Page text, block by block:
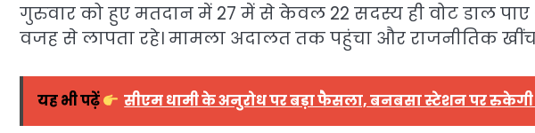
गुरुवार को हुए मतदान में 27 में से केवल 22 सदस्य ही वोट डाल
वजह से लापता रहे। मामला अदालत तक पहुंचा और राजनीतिक
यह भी पढ़ें सीएम धामी के अनुरोध पर बड़ा फैसला, बनबसा स्टेशन पर